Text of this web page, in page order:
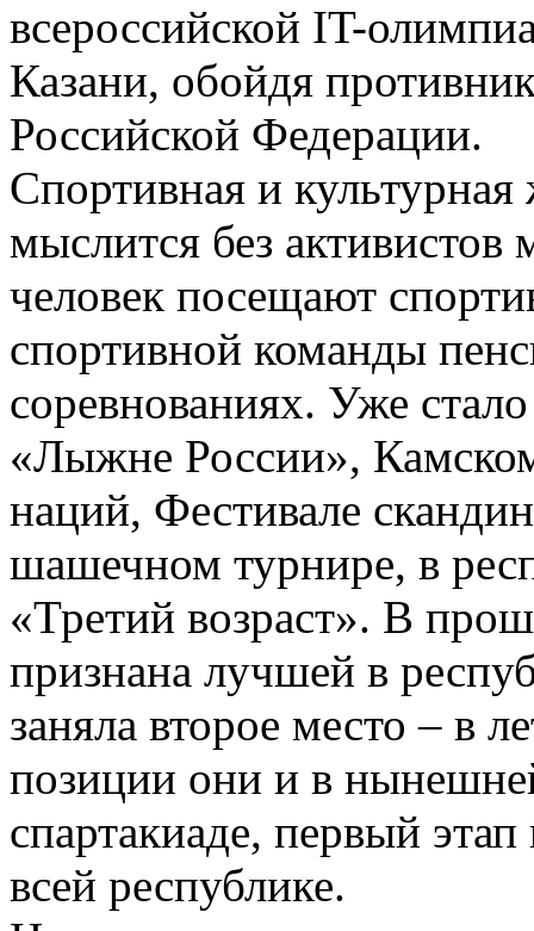
всероссийской IT-
Казани, обойдя
Российской Федерации.
Спортивная и
мыслится без
человек посещают
спортивной команды
соревнованиях. Уже
«Лыжне России»,
наций, Фестивале
шашечном турнире, в
«Третий возраст». В
признана лучшей в
заняла второе место – в
позиции они и в
спартакиаде, первый
всей республике.